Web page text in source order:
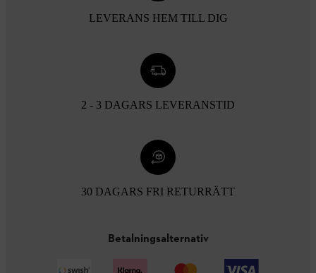
LEVERANS HEM TILL DIG
2 - 3 DAGARS LEVERANSTID
30 DAGARS FRI RETURRÄTT
Betalningsalternativ